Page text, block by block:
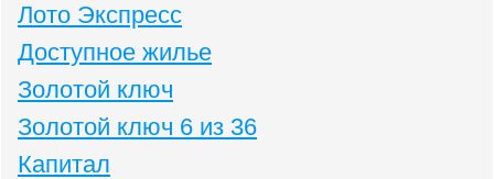
Лото Экспресс
Доступное жилье
Золотой ключ
Золотой ключ 6 из 36
Капитал